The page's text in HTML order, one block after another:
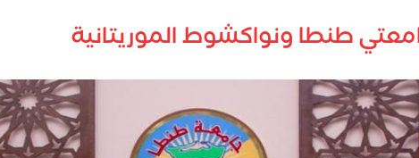
طنطا ونواكشوط الموريتانية